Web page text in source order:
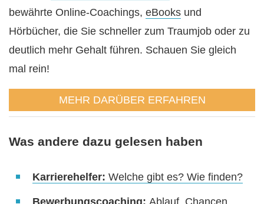
bewährte Online-Coachings, eBooks und
Hörbücher, die Sie schneller zum Traumjob oder zu
deutlich mehr Gehalt führen. Schauen Sie gleich
mal rein!
MEHR DARÜBER ERFAHREN
Was andere dazu gelesen haben
Karrierehelfer: Welche gibt es? Wie finden?
Bewerbungscoaching: Ablauf, Chancen,